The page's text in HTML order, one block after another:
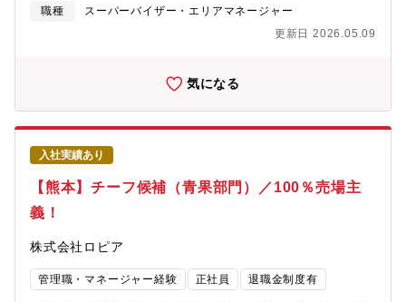
のニーズを的確に掴み、その要望にあった商品や価格設定を各部
門で行っているため、 売り場配置や品揃え、店頭ポップや商品の
＞①7:00～16:30②8:30～17:00③11:00～20:30＜その他就業時
り、「2031年までにグループ売上2兆円」という大きな目標を掲
立も続々と進行中。新店が増える中、続々と新しいポストが生ま
れており、今後ご入社される方は、チーフにとどまらず、ご活躍
いただけるチャンスも豊富です！
活躍いただきます。★自分の裁量で商品を買付け、仕入れ、価格
★最小経営責任者と呼ばれる同社のチーフは、大きな裁量を持っ
も手がけることも可能です。メーカーや本部での商品開発でない
為、お客様に一番近い距離で、商品を開発し、喜ばれる様子を間
近に見られる仕事ができます。＜鮮魚事業部の特徴＞・季節ごと
においしい魚を厳選。各地から仕入れた珍しい魚も取り扱い、好
評です。・様々な魚をさばく機会が多く、包丁の扱いが上手にな
ります。・握り寿司に使用しているマグロは「美味しいものを食
べていただきたい」思いから本鮪を使用！【キャリアパス】チー
フ候補として入社した場合は、最短2～3ヶ月/平均10～12ヶ月に
て、チーフへ昇格することが可能です。その後は、部長・本部長
年少34歳で代表就任事例有）を目指すことができます。※チーフ
最高実績年収：1000万円以上／チーフ以上平均年収：700万円以
上【魅力】「個店主義」のため、各売り場のチーフが最大限の権
職種
スーパーバイザー・エリアマネージャー
更新日 2026.05.09
気になる
入社実績あり
【熊本】チーフ候補（青果部門）／100％売場主
義！
株式会社ロピア
管理職・マネージャー経験 正社員 退職金制度有